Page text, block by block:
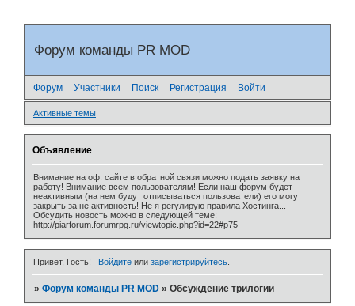
Форум команды PR MOD
Форум Участники Поиск Регистрация Войти
Активные темы
Объявление
Внимание на оф. сайте в обратной связи можно подать заявку на
работу! Внимание всем пользователям! Если наш форум будет
неактивным (на нем будут отписываться пользователи) его могут
закрыть за не активность! Не я регулирую правила Хостинга...
Обсудить новость можно в следующей теме:
http://piarforum.forumrpg.ru/viewtopic.php?id=22#p75
Привет, Гость! Войдитеили зарегистрируйтесь.
»Форум команды PR MOD »Обсуждение трилогии